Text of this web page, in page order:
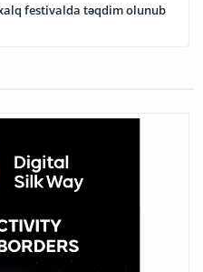
festivalda təqdim olunub